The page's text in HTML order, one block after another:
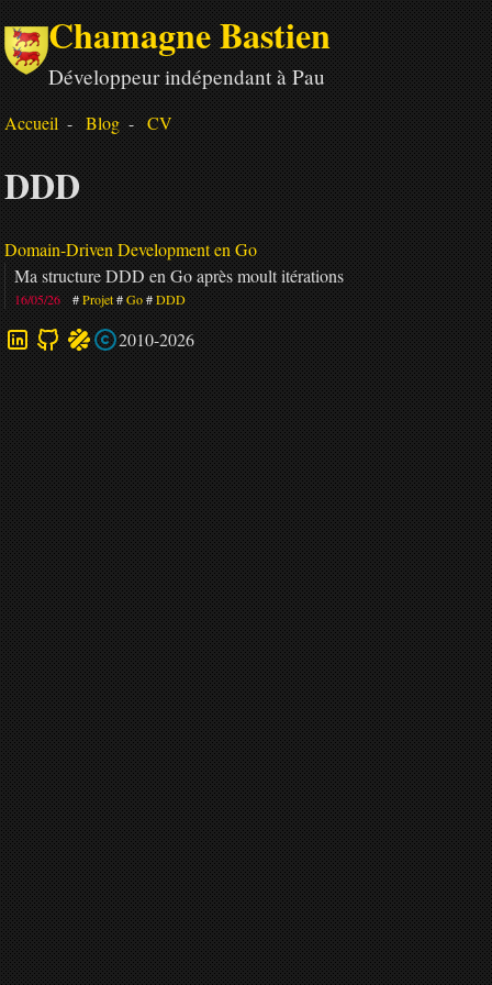
Chamagne Bastien
Développeur indépendant à Pau
Accueil Blog CV
DDD
Domain-Driven Development en Go
Ma structure DDD en Go après moult itérations
16/05/26 Projet Go DDD
2010-2026